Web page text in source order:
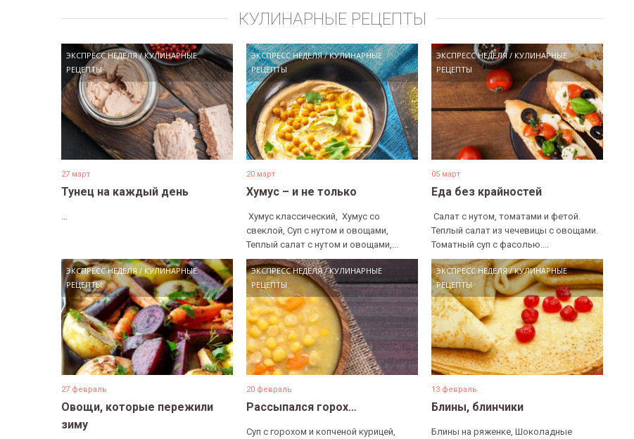
КУЛИНАРНЫЕ РЕЦЕПТЫ
ЭКСПРЕСС НЕДЕЛЯ/КУЛИНАРНЫЕ
РЕЦЕПТЫ
27 март
Тунец на каждый день
ЭКСПРЕСС НЕДЕЛЯ/КУЛИНАРНЫЕ
РЕЦЕПТЫ
20 март
Хумус – и не только
​ Хумус классический, ​ Хумус со
свеклой, Суп с нутом и овощами, ​
Теплый салат с нутом и овощами,...
ЭКСПРЕСС НЕДЕЛЯ/ КУЛИНАРНЫЕ
РЕЦЕПТЫ
05 март
Еда без крайностей
​ Салат с нутом, томатами и фетой. ​
Теплый салат из чечевицы с овощами. ​
Томатный суп с фасолью....
ЭКСПРЕСС НЕДЕЛЯ/КУЛИНАРНЫЕ
РЕЦЕПТЫ
27 февраль
Овощи, которые пережили
зиму
ЭКСПРЕСС НЕДЕЛЯ/КУЛИНАРНЫЕ
РЕЦЕПТЫ
20 февраль
Рассыпался горох…
Суп с горохом и копченой курицей,
ЭКСПРЕСС НЕДЕЛЯ/КУЛИНАРНЫЕ
РЕЦЕПТЫ
13 февраль
Блины, блинчики
Блины на ряженке, Шоколадные